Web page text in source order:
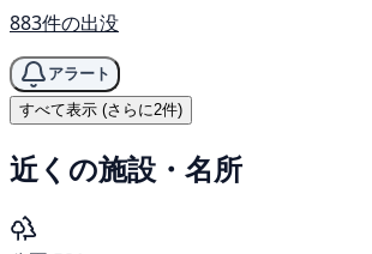
883件の出没
アラート
すべて表示 (さらに2件)
近くの施設・名所